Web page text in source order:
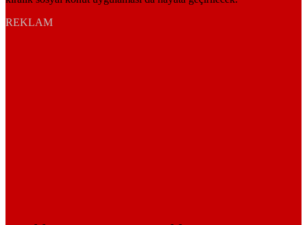
REKLAM